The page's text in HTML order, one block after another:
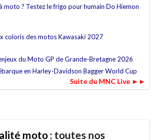
moto ? Testez le frigo pour humain Do Hiemon
coloris des motos Kawasaki 2027
du Moto GP de Grande-Bretagne 2026
en Harley-Davidson Bagger World Cup
Suite du MNC Live ►►
moto : toutes nos